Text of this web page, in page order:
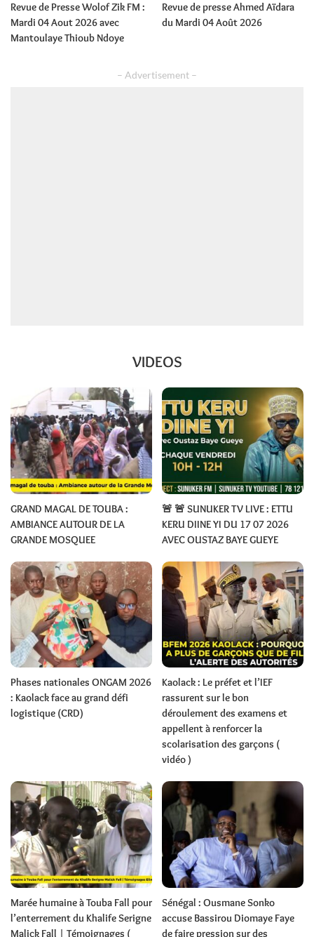
Revue de Presse Wolof Zik FM :
Mardi 04 Aout 2026 avec
Mantoulaye Thioub Ndoye
Revue de presse Ahmed Aïdara
du Mardi 04 Août 2026
– Advertisement –
VIDEOS
GRAND MAGAL DE TOUBA :
AMBIANCE AUTOUR DE LA
GRANDE MOSQUEE
🚨 🚨 SUNUKER TV LIVE : ETTU
KERU DIINE YI DU 17 07 2026
AVEC OUSTAZ BAYE GUEYE
Phases nationales ONGAM 2026
: Kaolack face au grand défi
logistique (CRD)
Kaolack : Le préfet et l’IEF
rassurent sur le bon
déroulement des examens et
appellent à renforcer la
scolarisation des garçons (
vidéo )
Marée humaine à Touba Fall pour
l’enterrement du Khalife Serigne
Malick Fall | Témoignages (
Sénégal : Ousmane Sonko
accuse Bassirou Diomaye Faye
de faire pression sur des